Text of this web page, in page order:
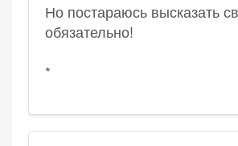
Но постараюсь высказать
обязательно!
*